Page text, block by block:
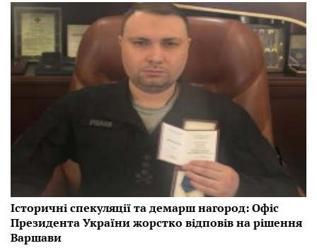
Історичні спекуляції та демарш нагород: Офіс
Президента України жорстко відповів на рішення
Варшави